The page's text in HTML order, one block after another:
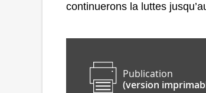
continuerons la luttes
Publication
(version